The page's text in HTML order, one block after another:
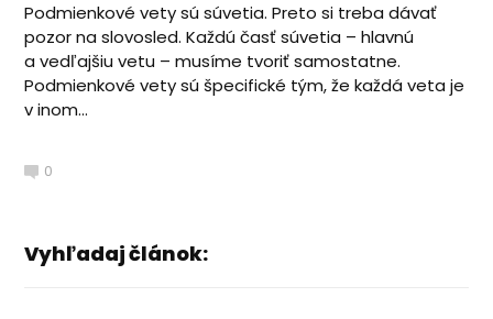
Podmienkové vety sú súvetia. Preto si treba dávať
pozor na slovosled. Každú časť súvetia – hlavnú
a vedľajšiu vetu – musíme tvoriť samostatne.
Podmienkové vety sú špecifické tým, že každá veta je
v inom...
0
Vyhľadaj článok: